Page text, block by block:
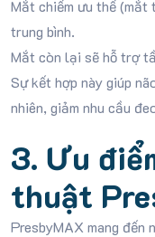
Mắt chiếm ưu thế (mắt
trung bình.
Mắt còn lại sẽ hỗ trợ
Sự kết hợp này giúp
nhiên, giảm nhu cầu
3. Ưu
thuật
PresbyMAX mang đến